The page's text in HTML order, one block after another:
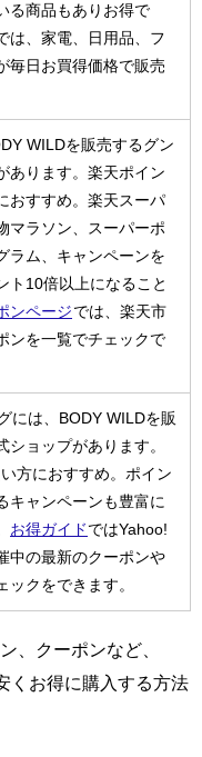
る商品もありお得で
は、家電、日用品、フ
毎日お買得価格で販売
WILDを販売するグン
あります。楽天ポイン
おすすめ。楽天スーパ
マラソン、スーパーポ
ラム、キャンペーンを
ト10倍以上になること
ンページでは、楽天市
ンを一覧でチェックで
には、BODY WILDを販
ョップがあります。
方におすすめ。ポイン
キャンペーンも豊富に
お得ガイドではYahoo!
中の最新のクーポンや
ックをできます。
、クーポンなど、
くお得に購入する方法